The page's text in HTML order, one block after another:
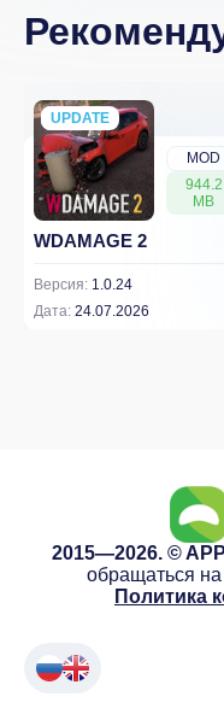
MOD
944.2
MB
UPDATE
NEW
WDAMAGE 2
Версия: 1.0.24
Дата: 24.07.2026
2015—2026. ©
обращаться на
Политика